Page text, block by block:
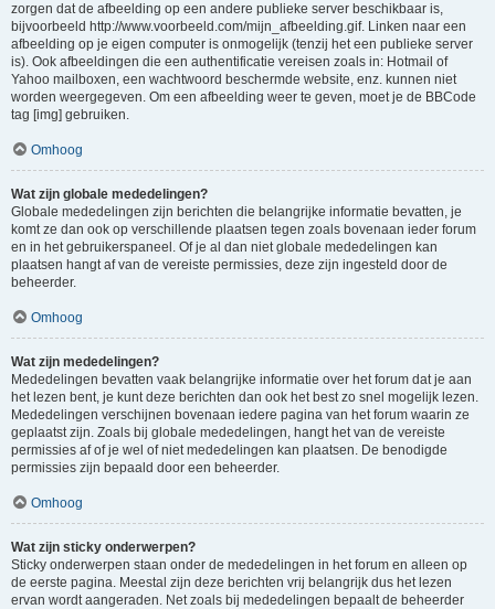
zorgen dat de afbeelding op een andere publieke server beschikbaar is,
bijvoorbeeld http://www.voorbeeld.com/mijn_afbeelding.gif. Linken naar een
afbeelding op je eigen computer is onmogelijk (tenzij het een publieke server
is). Ook afbeeldingen die een authentificatie vereisen zoals in: Hotmail of
Yahoo mailboxen, een wachtwoord beschermde website, enz. kunnen niet
worden weergegeven. Om een afbeelding weer te geven, moet je de BBCode
tag [img] gebruiken.
Omhoog
Wat zijn globale mededelingen?
Globale mededelingen zijn berichten die belangrijke informatie bevatten, je
komt ze dan ook op verschillende plaatsen tegen zoals bovenaan ieder forum
en in het gebruikerspaneel. Of je al dan niet globale mededelingen kan
plaatsen hangt af van de vereiste permissies, deze zijn ingesteld door de
beheerder.
Omhoog
Wat zijn mededelingen?
Mededelingen bevatten vaak belangrijke informatie over het forum dat je aan
het lezen bent, je kunt deze berichten dan ook het best zo snel mogelijk lezen.
Mededelingen verschijnen bovenaan iedere pagina van het forum waarin ze
geplaatst zijn. Zoals bij globale mededelingen, hangt het van de vereiste
permissies af of je wel of niet mededelingen kan plaatsen. De benodigde
permissies zijn bepaald door een beheerder.
Omhoog
Wat zijn sticky onderwerpen?
Sticky onderwerpen staan onder de mededelingen in het forum en alleen op
de eerste pagina. Meestal zijn deze berichten vrij belangrijk dus het lezen
ervan wordt aangeraden. Net zoals bij mededelingen bepaalt de beheerder